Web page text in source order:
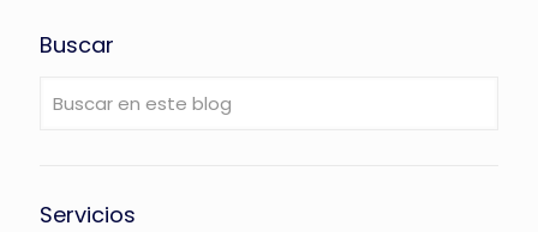
Buscar
Servicios